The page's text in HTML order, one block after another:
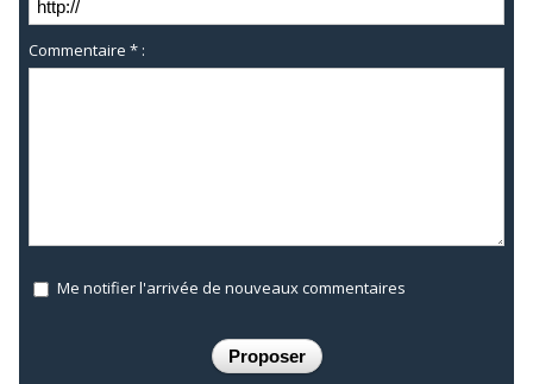
Commentaire * :
Me notifier l'arrivée de nouveaux commentaires